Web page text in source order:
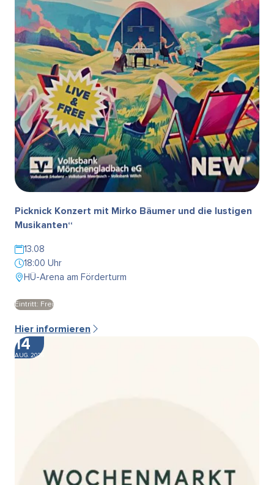
Picknick Konzert mit Mirko Bäumer und die lustigen
Musikanten“
13.08
18:00 Uhr
HÜ-Arena am Förderturm
Eintritt: Frei
Hier informieren
14
AUG. 2026